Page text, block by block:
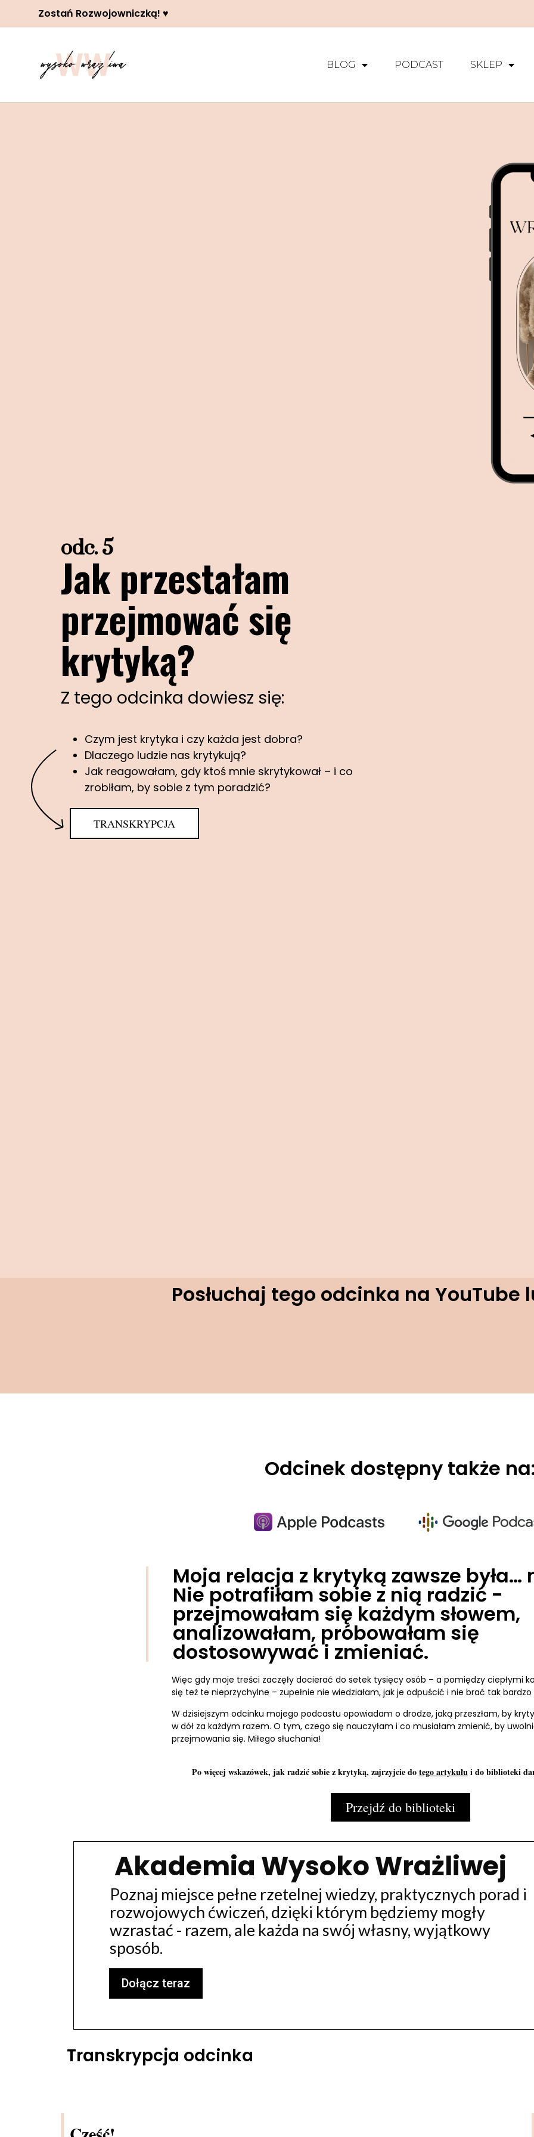
Zostań Rozwojowniczką! ♥️
BLOG PODCAST SKLEP
odc. 5
Jak przestałam
przejmować się
krytyką?
Z tego odcinka dowiesz się:
Czym jest krytyka i czy każda jest dobra?
Dlaczego ludzie nas krytykują?
Jak reagowałam, gdy ktoś mnie skrytykował – i co
zrobiłam, by sobie z tym poradzić?
TRANSKRYPCJA
Posłuchaj tego odcinka na YouTube
Odcinek dostępny także
Moja relacja z krytyką zawsze była…
Nie potrafiłam sobie z nią radzić -
przejmowałam się każdym słowem,
analizowałam, próbowałam się
dostosowywać i zmieniać.
Więc gdy moje treści zaczęły docierać do setek tysięcy osób – a pomiędzy ciepłymi
się też te nieprzychylne – zupełnie nie wiedziałam, jak je odpuścić i nie brać tak bardzo
W dzisiejszym odcinku mojego podcastu opowiadam o drodze, jaką przeszłam, by
w dół za każdym razem. O tym, czego się nauczyłam i co musiałam zmienić, by
przejmowania się. Miłego słuchania!
Po więcej wskazówek, jak radzić sobie z krytyką, zajrzyjcie dotegoartykułui do biblioteki
Przejdź do biblioteki
Akademia Wysoko Wrażliwej
Dołącz teraz
Poznaj miejsce pełne rzetelnej wiedzy, praktycznych porad i
rozwojowych ćwiczeń, dzięki którym będziemy mogły
wzrastać - razem, ale każda na swój własny, wyjątkowy
sposób.
Transkrypcja odcinka